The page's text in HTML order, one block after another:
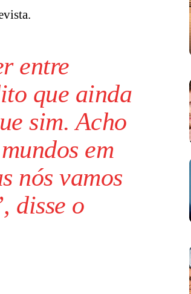
entre
que ainda
sim. Acho
em
nós vamos
disse o